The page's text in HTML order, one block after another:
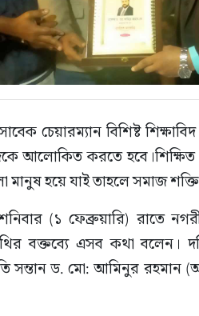
চেয়ারম্যান বিশিষ্ট
আলোকিত করতে
হয়ে যাই তাহলে সমাজ
(১ ফেব্রুয়ারি) রাতে
বক্তব্যে এসব কথা বলেন।
সন্তান ড. মো: আমিনুর রহমান